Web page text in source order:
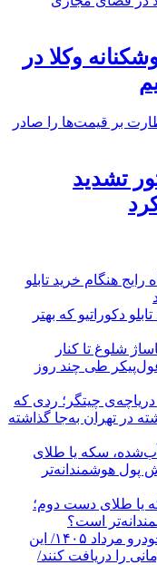
وکلا در
تشدید
رایج هنگام خرید تابلو
دکوراتیو که بهتر
شلوغ تا کنار
طی چند روز
دریاچه‌ی چیتگر؛ ردی که
در تهران به‌جا گذاشته
سکه یا طلای
هوشمندانه‌تر
یا طلای دست دوم؛
است؟
ثبت‌نام ایران‌خودرو مرداد ۱۴۰۵/ این
ا ۵۳۰ میلیون تومانی را دریافت کنند/